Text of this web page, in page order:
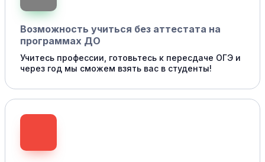
Возможность учиться без аттестата на
программах ДО
Учитесь профессии, готовьтесь к пересдаче ОГЭ и
через год мы сможем взять вас в студенты!